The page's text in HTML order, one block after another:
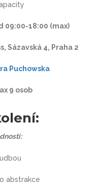
09:00-18:00 (max)
Sázavská 4, Praha 2
Puchowska
9 osob
abstrakce